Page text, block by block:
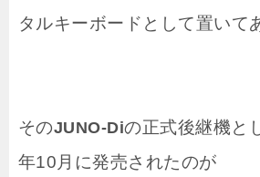
タルキーボードとして置いて
そのJUNO-Diの正式後継機と
年10月に発売されたのが